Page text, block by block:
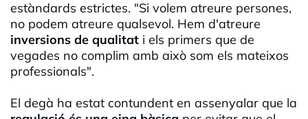
estàndards estrictes. "Si volem atreure persones,
no podem atreure qualsevol. Hem d'atreure
inversions de qualitat i els primers que de
vegades no complim amb això som els mateixos
professionals".
El degà ha estat contundent en assenyalar que la